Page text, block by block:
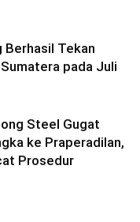
Berhasil Tekan
pada Juli
Steel Gugat
ke Praperadilan,
Prosedur